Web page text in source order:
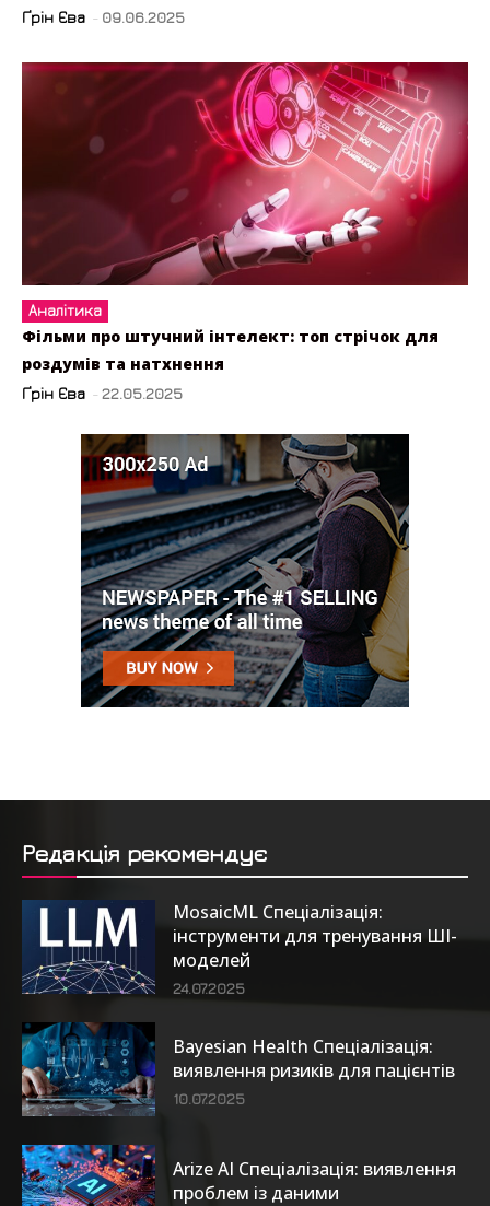
Ґрін Єва - 09.06.2025
Аналітика
Фільми про штучний інтелект: топ стрічок для
роздумів та натхнення
Ґрін Єва - 22.05.2025
Редакція рекомендує
MosaicML Спеціалізація:
інструменти для тренування ШІ-
моделей
24.07.2025
Bayesian Health Спеціалізація:
виявлення ризиків для пацієнтів
10.07.2025
Arize AI Спеціалізація: виявлення
проблем із даними